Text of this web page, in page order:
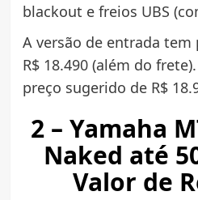
blackout e freios UBS
A versão de entrada tem
R$ 18.490 (além do
preço sugerido de R$
2 – Yamaha
Naked até
Valor de